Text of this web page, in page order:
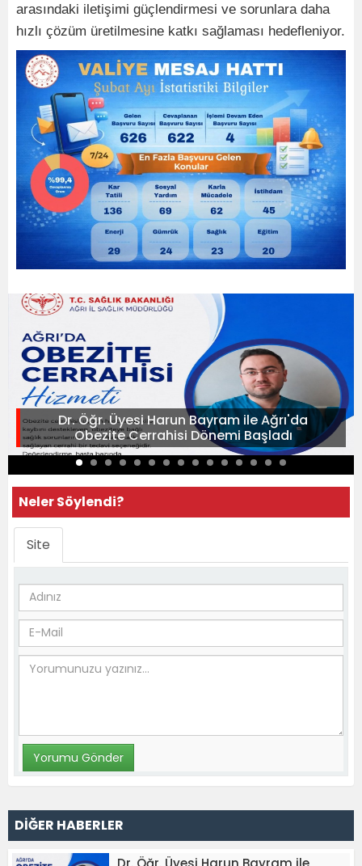
arasındaki iletişimi güçlendirmesi ve sorunlara daha
hızlı çözüm üretilmesine katkı sağlaması hedefleniyor.
Dr. Öğr. Üyesi Harun Bayram ile Ağrı'da
Obezite Cerrahisi Dönemi Başladı
Neler Söylendi?
Site
DİĞER HABERLER